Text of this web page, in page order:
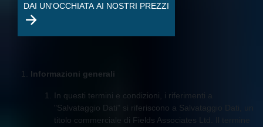
DAI UN'OCCHIATA AI NOSTRI PREZZI
Informazioni generali
In questi termini e condizioni, i riferimenti a
"Salvataggio Dati" si riferiscono a Salvataggio Dati, un
titolo commerciale di Fields Associates Ltd. Il termine